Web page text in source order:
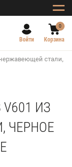
Войти
0
Корзина
стали,
ИЗ
ЧЕРНОЕ